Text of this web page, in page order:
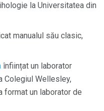
la Universitatea din
manualul său clasic,
înființat un laborator
Colegiul Wellesley,
format un laborator de